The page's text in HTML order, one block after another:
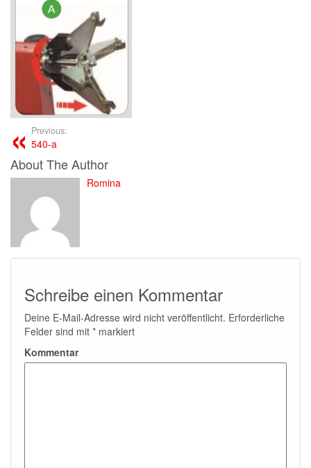
Previous:
540-a
About The Author
Romina
Schreibe einen Kommentar
Deine E-Mail-Adresse wird nicht veröffentlicht. Erforderliche
Felder sind mit * markiert
Kommentar